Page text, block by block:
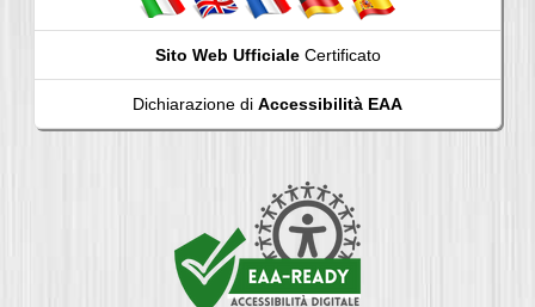
Sito Web UfficialeCertificato
Dichiarazione di Accessibilità EAA